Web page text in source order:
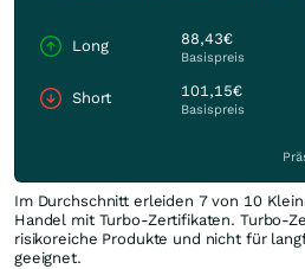
Long 88,43€
Basispreis
Short 101,15€
Basispreis
Im Durchschnitt erleiden 7 von 10
Handel mit Turbo-Zertifikaten. Turbo-
risikoreiche Produkte und nicht für
geeignet.